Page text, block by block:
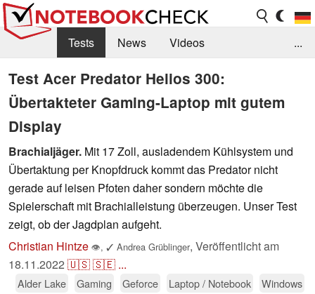
Tests News
Videos
Benchmarks & Tech
Externe Tests
Kaufberatung
Deals Suche
Jobs
Forum
...
Test Acer Predator Helios 300:
Übertakteter Gaming-Laptop mit gutem
Display
Brachialjäger. Mit 17 Zoll, ausladendem Kühlsystem und
Übertaktung per Knopfdruck kommt das Predator nicht
gerade auf leisen Pfoten daher sondern möchte die
Spielerschaft mit Brachialleistung überzeugen. Unser Test
zeigt, ob der Jagdplan aufgeht.
Christian Hintze 👁, ✓ Andrea Grüblinger, Veröffentlicht am
18.11.2022 🇺🇸🇸🇪 ...
Alder Lake Gaming Geforce Laptop / Notebook Windows